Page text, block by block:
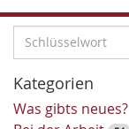
c
h
l
ü
Kategorien
Was gibts neues?